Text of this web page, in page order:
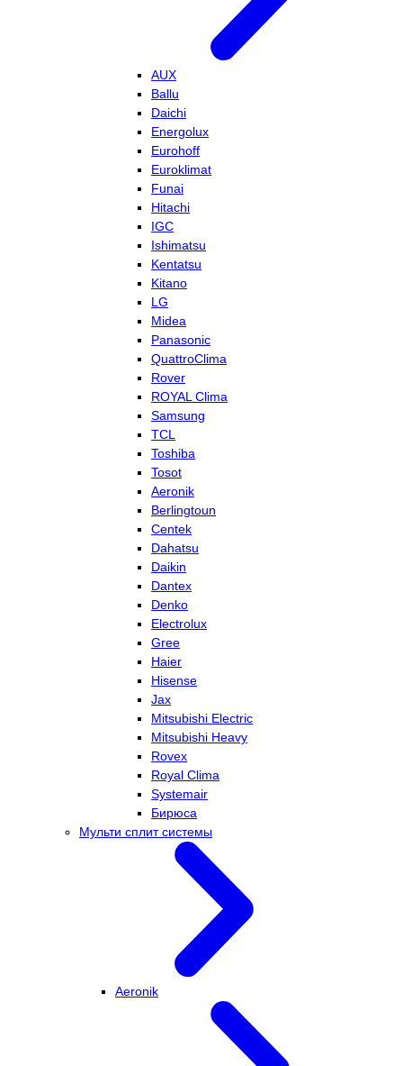
AUX
Ballu
Daichi
Energolux
Eurohoff
Euroklimat
Funai
Hitachi
IGC
Ishimatsu
Kentatsu
Kitano
LG
Midea
Panasonic
QuattroClima
Rover
ROYAL Clima
Samsung
TCL
Toshiba
Tosot
Aeronik
Berlingtoun
Centek
Dahatsu
Daikin
Dantex
Denko
Electrolux
Gree
Haier
Hisense
Jax
Mitsubishi Electric
Mitsubishi Heavy
Rovex
Royal Clima
Systemair
Бирюса
Мульти сплит системы
Aeronik